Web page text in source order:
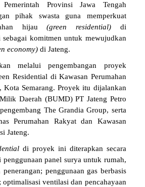
Provinsi Jawa Tengah
pihak swasta guna memperkuat
hijau(green residential) di
komitmen untuk mewujudkan
economy)di Jateng.
melalui pengembangan proyek
Residential di Kawasan Perumahan
Kota Semarang. Proyek itu dijalankan
Daerah (BUMD) PT Jateng Petro
The Grandia Group, serta
Perumahan Rakyat dan Kawasan
Jateng.
di proyek ini diterapkan secara
penggunaan panel surya untuk rumah,
penggunaan gas berbasis
optimalisasi ventilasi dan pencahayaan